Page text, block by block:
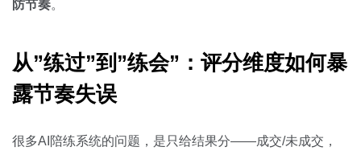
防节奏。
从”练过”到”练会”：评分维度如何暴
露节奏失误
很多AI陪练系统的问题，是只给结果分——成交/未成交，